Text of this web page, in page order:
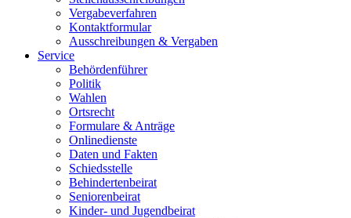
Vergabeverfahren
Kontaktformular
Ausschreibungen & Vergaben
Service
Behördenführer
Politik
Wahlen
Ortsrecht
Formulare & Anträge
Onlinedienste
Daten und Fakten
Schiedsstelle
Behindertenbeirat
Seniorenbeirat
Kinder- und Jugendbeirat